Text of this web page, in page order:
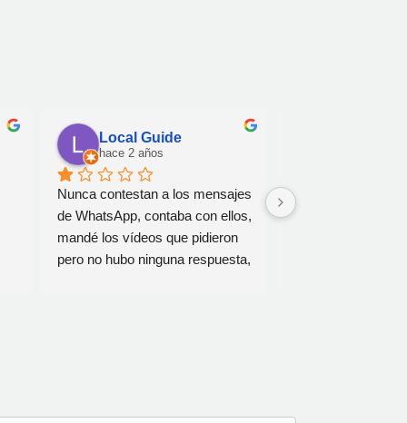
Local Guide
hace 2 años
Nunca contestan a los mensajes
de WhatsApp, contaba con ellos,
mandé los vídeos que pidieron
pero no hubo ninguna respuesta,
Falta de